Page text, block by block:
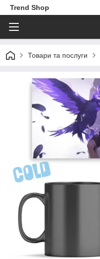
Trend Shop
Товари та послуги